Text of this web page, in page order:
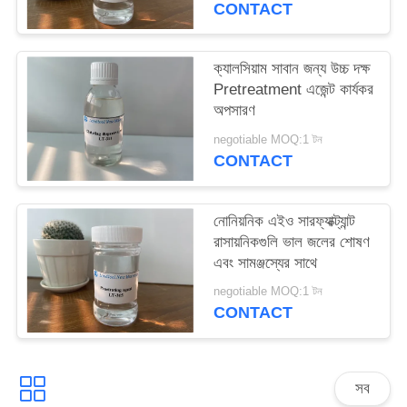
PRIVACY
POLICY
CONTACT
ক্যালসিয়াম সাবান জন্য উচ্চ দক্ষ
Pretreatment এজেন্ট কার্যকর
অপসারণ
negotiable MOQ:1 টন
CONTACT
নোনিয়নিক এইও সারফ্যাক্ট্যান্ট
রাসায়নিকগুলি ভাল জলের শোষণ
এবং সামঞ্জস্যের সাথে
negotiable MOQ:1 টন
CONTACT
সব